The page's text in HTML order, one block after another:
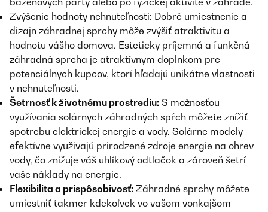
Zvýšenie hodnoty nehnuteľnosti: Dobré umiestnenie a
dizajn záhradnej sprchy môže zvýšiť atraktivitu a
hodnotu vášho domova. Esteticky príjemná a funkčná
záhradná sprcha je atraktívnym doplnkom pre
potenciálnych kupcov, ktorí hľadajú unikátne vlastnosti
v nehnuteľnosti.
Šetrnosť k životnému prostrediu: S možnosťou
využívania solárnych záhradných spŕch môžete znížiť
spotrebu elektrickej energie a vody. Solárne modely
efektívne využívajú prirodzené zdroje energie na ohrev
vody, čo znižuje váš uhlíkový odtlačok a zároveň šetrí
vaše náklady na energie.
Flexibilita a prispôsobivosť: Záhradné sprchy môžete
umiestniť takmer kdekoľvek vo vašom vonkajšom